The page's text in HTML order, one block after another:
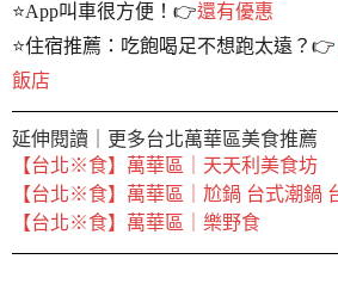
⭐️App叫車很方便！👉還有優惠
⭐️住宿推薦：吃飽喝足不想跑太遠？👉
飯店
延伸閱讀｜更多台北萬華區美食推薦
【台北※食】萬華區｜天天利美食坊
【台北※食】萬華區｜尬鍋 台式潮鍋
【台北※食】萬華區｜樂野食